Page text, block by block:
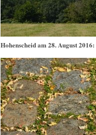
Hohenscheid am 28. August 2016: